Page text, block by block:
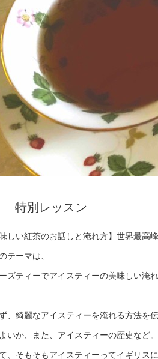
特別レッスン
味しい紅茶のお話しと淹れ方】世界最高
テーマは、
ーズティーでアイスティーの美味しい
、綺麗なアイスティーを淹れる方法を
いか、また、アイスティーの歴史など。
、そもそもアイスティーってイギリス